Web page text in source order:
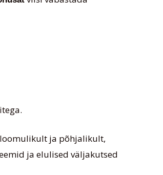
ja põhjalikult,
ja elulised väljakutsed